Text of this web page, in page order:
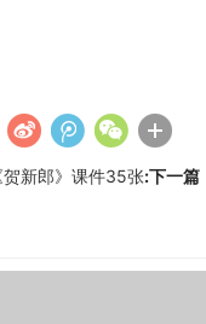
新郎》课件35张:下一篇